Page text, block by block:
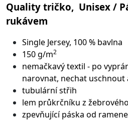
Quality tričko, Unisex /
rukávem
Single Jersey, 100 % bavlna
150 g/m2
nemačkavý textil - po
narovnat, nechat uschnout
tubulární střih
lem průkrčníku z
zpevňující páska od